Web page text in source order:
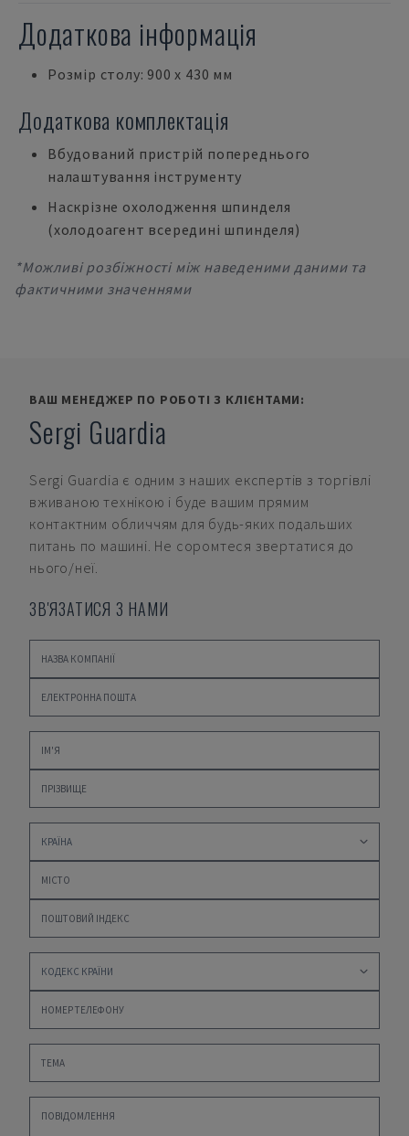
Додаткова інформація
Розмір столу: 900 х 430 мм
Додаткова комплектація
Вбудований пристрій попереднього
налаштування інструменту
Наскрізне охолодження шпинделя
(холодоагент всередині шпинделя)
*Можливі розбіжності між наведеними даними та
фактичними значеннями
ВАШ МЕНЕДЖЕР ПО РОБОТІ З КЛІЄНТАМИ:
Sergi Guardia
Sergi Guardia є одним з наших експертів з торгівлі
вживаною технікою і буде вашим прямим
контактним обличчям для будь-яких подальших
питань по машині. Не соромтеся звертатися до
нього/неї.
ЗВ'ЯЗАТИСЯ З НАМИ